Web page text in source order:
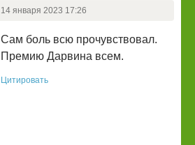
14 января 2023 17:26
Сам боль всю прочувствовал.
Премию Дарвина всем.
Цитировать